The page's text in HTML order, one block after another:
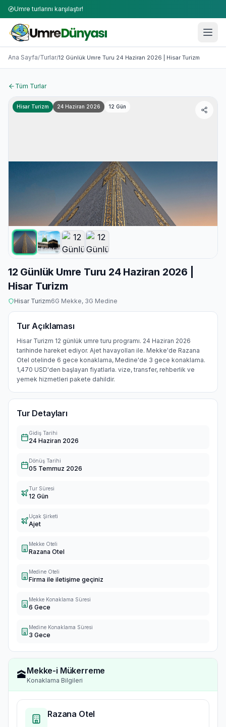
Umre turlarını karşılaştır!
Umre Turları 2026-2027 | 50+ Firma Karşılaştırması
12 Günlük Umre Turu 24 Haziran 2026 | Hisar Turizm
Ana Sayfa/Turlar/12 Günlük Umre Turu 24 Haziran 2026 | Hisar Turizm
Tüm Turlar
Hisar Turizm 24 Haziran 2026 12 Gün
12 Günlük Umre Turu 24 Haziran 2026 |
Hisar Turizm
Hisar Turizm6G Mekke, 3G Medine
Tur Açıklaması
Hisar Turizm 12 günlük umre turu programı. 24 Haziran 2026
tarihinde hareket ediyor. Ajet havayolları ile. Mekke'de Razana
Otel otelinde 6 gece konaklama, Medine'de 3 gece konaklama.
1,470 USD'den başlayan fiyatlarla. vize, transfer, rehberlik ve
yemek hizmetleri pakete dahildir.
Tur Detayları
Gidiş Tarihi
24 Haziran 2026
Dönüş Tarihi
05 Temmuz 2026
Tur Süresi
12 Gün
Uçak Şirketi
Ajet
Mekke Oteli
Razana Otel
Medine Oteli
Firma ile iletişime geçiniz
Mekke Konaklama Süresi
6 Gece
Medine Konaklama Süresi
3 Gece
🕋Mekke-i Mükerreme
Konaklama Bilgileri
Razana Otel